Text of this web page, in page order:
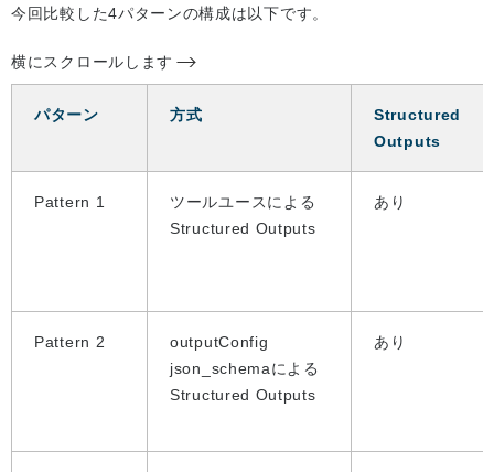
今回比較した4パターンの構成は以下です。
横にスクロールします
パターン 方式
Structured
Outputs
Pattern 1
ツールユースによる
Structured Outputs
あり
Pattern 2
outputConfig
json_schemaによる
Structured Outputs
あり